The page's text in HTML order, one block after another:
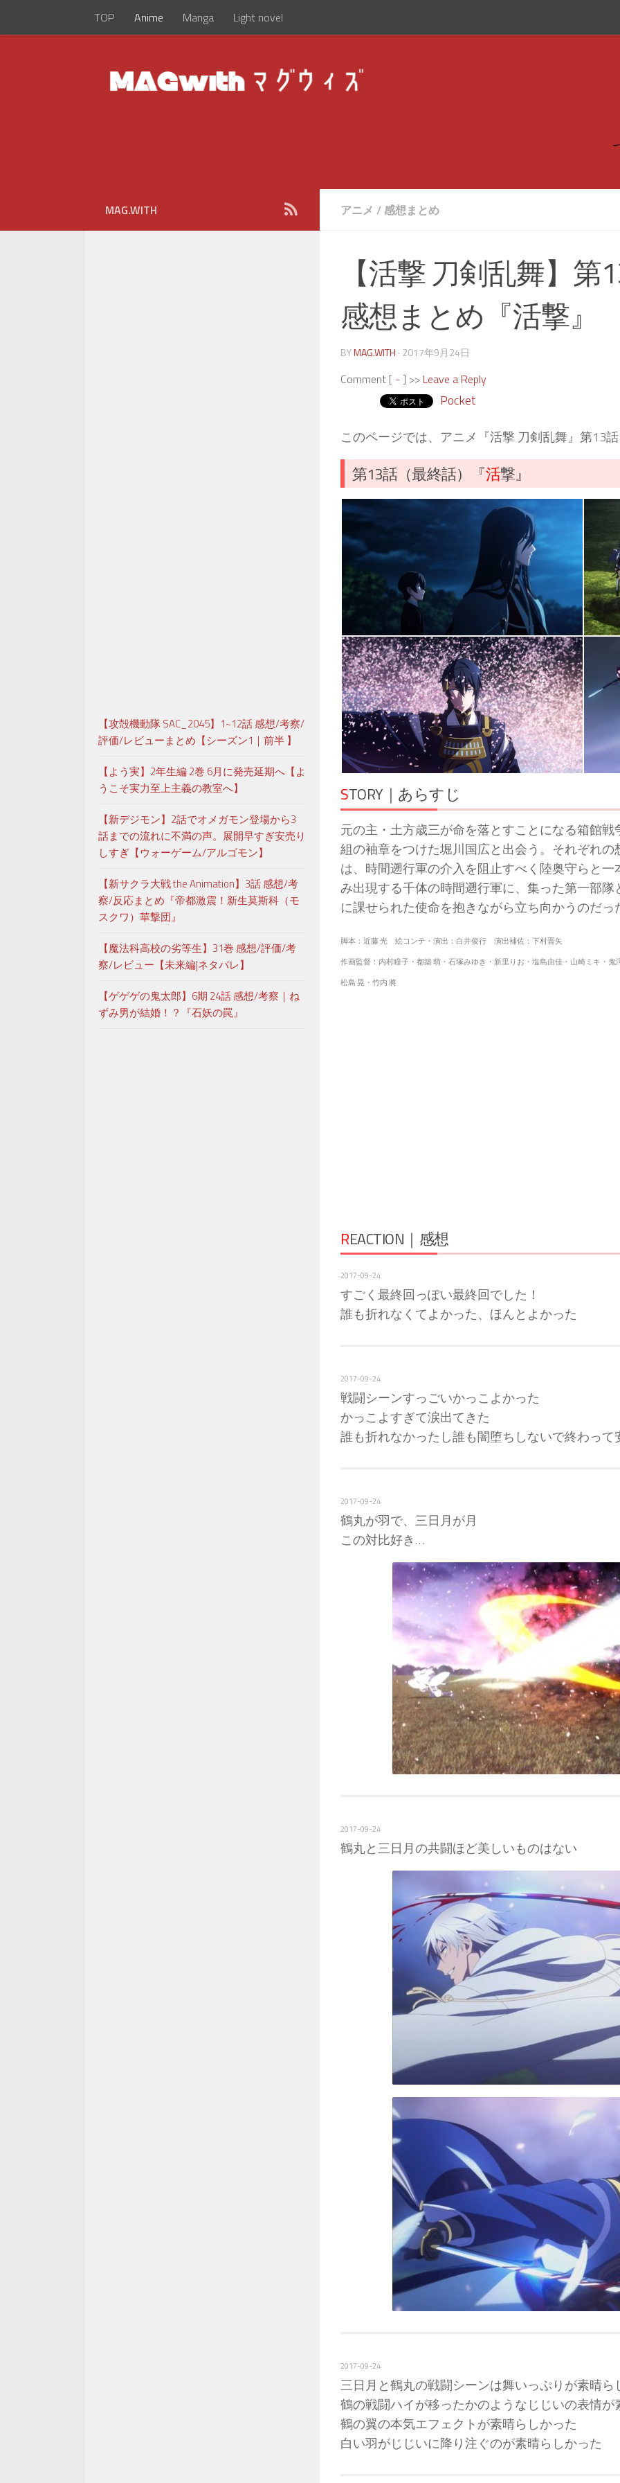
TOP Anime Manga Light novel
アニメ /感想まとめ
【活撃 刀剣乱舞】
感想まとめ『活撃』
BYMAG.WITH · 2017年9月24日
Comment [ - ] >> Leave a Reply
Pocket
このページでは、アニメ『活撃 刀剣乱舞』第13
第13話（最終話）『活撃』
STORY｜あらすじ
元の主・土方歳三が命を落とすことになる箱館
組の袖章をつけた堀川国広と出会う。それぞれ
は、時間遡行軍の介入を阻止すべく陸奥守らと
み出現する千体の時間遡行軍に、集った第一部
に課せられた使命を抱きながら立ち向かうのだっ
脚本：近藤 光 絵コンテ・演出：白井俊行 演出補佐：下村晋矢
作画監督：内村瞳子・都築 萌・石塚みゆき・新里りお・塩島由佳・山崎ミキ・
松島 晃・竹内 將
REACTION｜感想
2017-09-24
すごく最終回っぽい最終回でした！
誰も折れなくてよかった、ほんとよかった
2017-09-24
戦闘シーンすっごいかっこよかった
かっこよすぎて涙出てきた
誰も折れなかったし誰も闇堕ちしないで終わって
2017-09-24
鶴丸が羽で、三日月が月
この対比好き…
2017-09-24
鶴丸と三日月の共闘ほど美しいものはない
2017-09-24
三日月と鶴丸の戦闘シーンは舞いっぷりが素晴ら
鶴の戦闘ハイが移ったかのようなじじいの表情が
鶴の翼の本気エフェクトが素晴らしかった
白い羽がじじいに降り注ぐのが素晴らしかった
MAG.WITH
【攻殻機動隊 SAC_2045】1~12話 感想/考察/
評価/レビューまとめ【シーズン1｜前半 】
【よう実】2年生編 2巻 6月に発売延期へ【よ
うこそ実力至上主義の教室へ】
【新デジモン】2話でオメガモン登場から3
話までの流れに不満の声。展開早すぎ安売り
しすぎ【ウォーゲーム/アルゴモン】
【新サクラ大戦 the Animation】3話 感想/考
察/反応まとめ『帝都激震！新生莫斯科（モ
スクワ）華撃団』
【魔法科高校の劣等生】31巻 感想/評価/考
察/レビュー【未来編|ネタバレ】
【ゲゲゲの鬼太郎】6期 24話 感想/考察｜ね
ずみ男が結婚！？『石妖の罠』